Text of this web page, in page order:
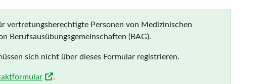
vertretungsberechtigte Personen von Medizinischen
Berufsausübungsgemeinschaften (BAG).
sich nicht über dieses Formular registrieren.
.